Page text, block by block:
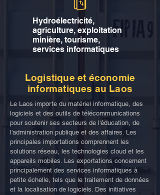
Hydroélectricité,
agriculture, exploitation
minière, tourisme,
services informatiques
Logistique et économie
informatiques au Laos
Le Laos importe du matériel informatique, des
logiciels et des outils de télécommunications
pour soutenir ses secteurs de l'éducation, de
l'administration publique et des affaires. Les
principales importations comprennent les
solutions réseau, les technologies cloud et les
appareils mobiles. Les exportations concernent
principalement des services informatiques à
petite échelle, tels que le traitement de données
et la localisation de logiciels. Des initiatives